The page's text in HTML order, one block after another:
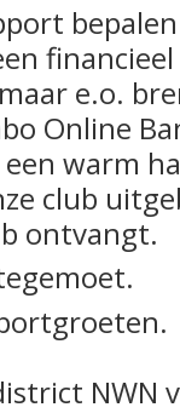
e.o.
Online
warm
club
ontvangt.
NWN